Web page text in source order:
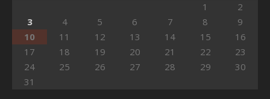
1
2
3
4 5 6 7 8
9
10
11 12 13 14 15
16
17
18 19 20 21 22
23
24
25 26 27 28 29
30
31